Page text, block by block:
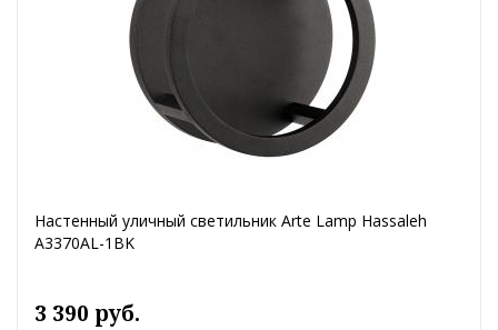
Настенный уличный светильник Arte Lamp Hassaleh
A3370AL-1BK
3 390 руб.